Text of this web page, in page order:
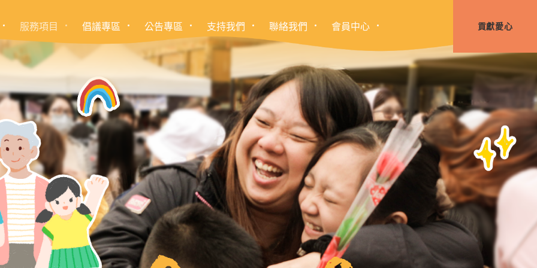
服務項目 倡議專區 公告專區 支持我們 聯絡我們 會員中心 貢獻愛心